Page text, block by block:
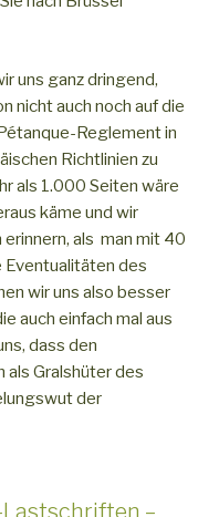
uns ganz dringend,
nicht auch noch auf die
Reglement in
Richtlinien zu
als 1.000 Seiten wäre
käme und wir
als man mit 40
Eventualitäten des
wir uns also besser
auch einfach mal aus
dass den
als Gralshüter des
der